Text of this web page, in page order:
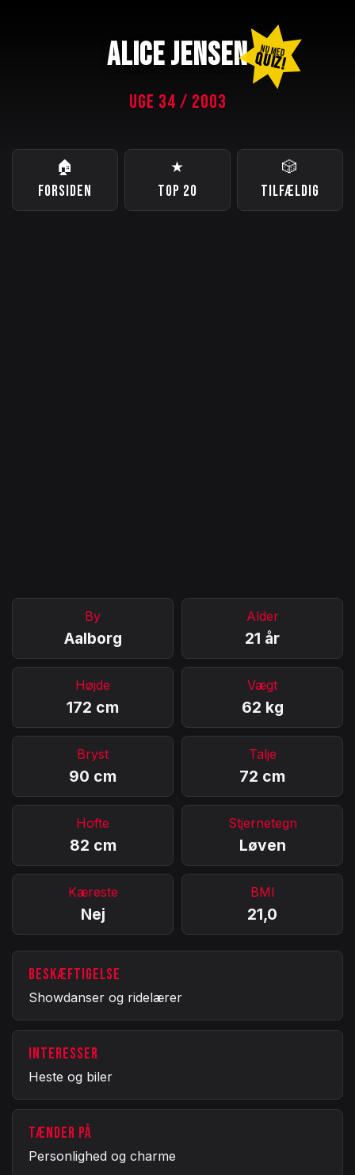
ALICE JENSEN NU MED
QUIZ!
UGE 34 / 2003
🏠
FORSIDEN
★
TOP 20
🎲
TILFÆLDIG
By
Aalborg
Alder
21 år
Højde
172 cm
Vægt
62 kg
Bryst
90 cm
Talje
72 cm
Hofte
82 cm
Stjernetegn
Løven
Kæreste
Nej
BMI
21,0
BESKÆFTIGELSE
Showdanser og ridelærer
INTERESSER
Heste og biler
TÆNDER PÅ
Personlighed og charme